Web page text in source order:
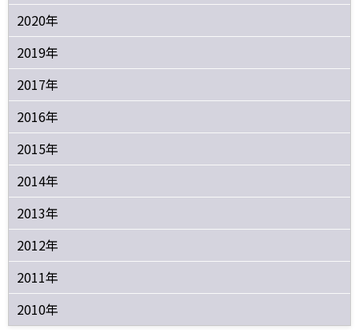
2020年
2019年
2017年
2016年
2015年
2014年
2013年
2012年
2011年
2010年